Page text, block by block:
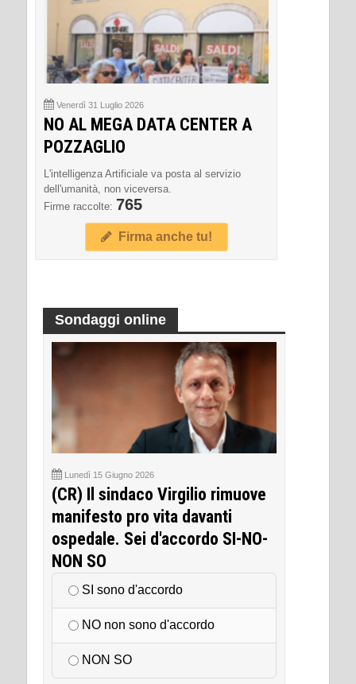
Venerdì 31 Luglio 2026
NO AL MEGA DATA CENTER A
POZZAGLIO
L'intelligenza Artificiale va posta al servizio
dell'umanità, non viceversa.
Firme raccolte: 765
Firma anche tu!
Sondaggi online
Lunedì 15 Giugno 2026
(CR) Il sindaco Virgilio rimuove
manifesto pro vita davanti
ospedale. Sei d'accordo SI-NO-
NON SO
SI sono d'accordo
NO non sono d'accordo
NON SO